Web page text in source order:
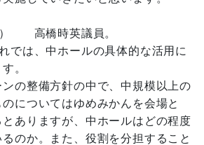
） 高橋時英議員。
は、中ホールの具体的な活用に
。
の整備方針の中で、中規模以上の
についてはゆめみかんを会場と
ありますが、中ホールはどの程度
のか。また、役割を分担すること